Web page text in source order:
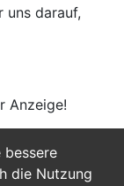
bessere
die Nutzung
uns darauf,
Anzeige!